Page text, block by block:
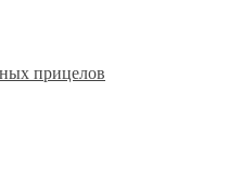
прицелов